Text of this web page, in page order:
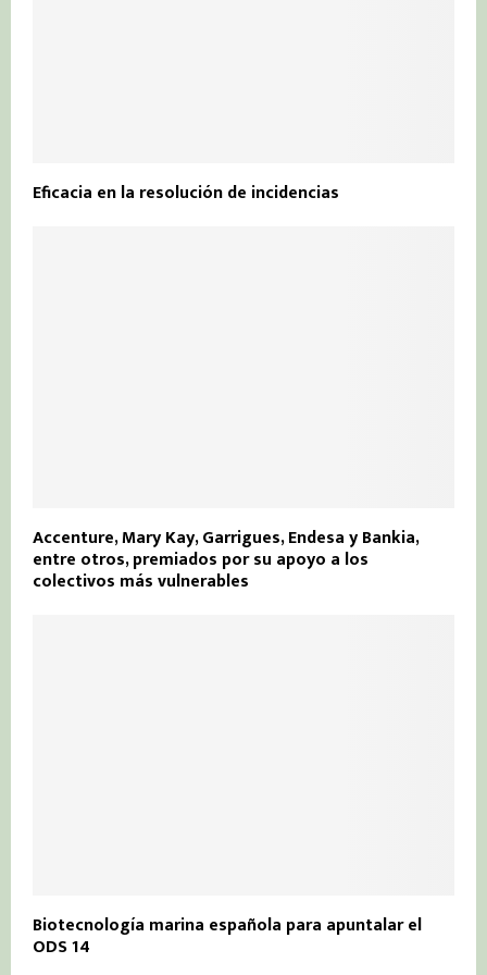
Eficacia en la resolución de incidencias
Accenture, Mary Kay, Garrigues, Endesa y Bankia,
entre otros, premiados por su apoyo a los
colectivos más vulnerables
Biotecnología marina española para apuntalar el
ODS 14